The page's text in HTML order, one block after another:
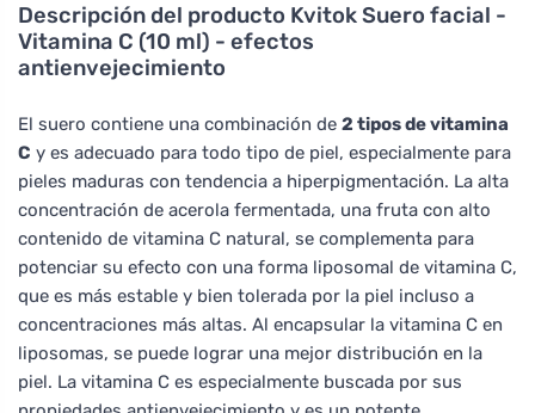
Descripción del producto Kvitok Suero facial -
Vitamina C (10 ml) - efectos
antienvejecimiento
El suero contiene una combinación de 2 tipos de vitamina
C y es adecuado para todo tipo de piel, especialmente para
pieles maduras con tendencia a hiperpigmentación. La alta
concentración de acerola fermentada, una fruta con alto
contenido de vitamina C natural, se complementa para
potenciar su efecto con una forma liposomal de vitamina C,
que es más estable y bien tolerada por la piel incluso a
concentraciones más altas. Al encapsular la vitamina C en
liposomas, se puede lograr una mejor distribución en la
piel. La vitamina C es especialmente buscada por sus